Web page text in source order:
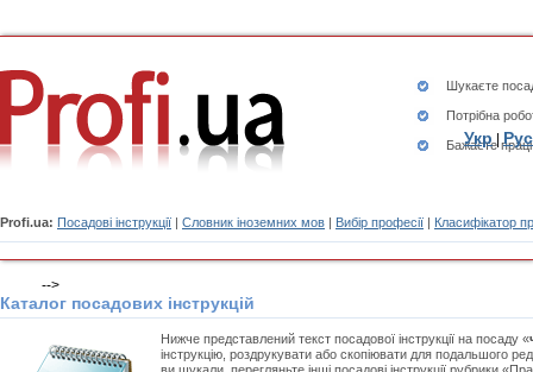
Шукаєте
Потрібна
Бажаєте
Profi.ua: Посадові інструкції | Словник іноземних мов | Вибір професії | Класифікатор
Укр|Рус
-->
Каталог посадових інструкцій
Нижче представлений текст посадової інструкції на посаду «
інструкцію, роздрукувати або скопіювати для подальшого